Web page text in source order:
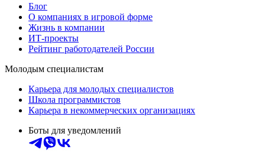
Блог
О компаниях в игровой форме
Жизнь в компании
ИТ-проекты
Рейтинг работодателей России
Молодым специалистам
Карьера для молодых специалистов
Школа программистов
Карьера в некоммерческих организациях
Боты для уведомлений